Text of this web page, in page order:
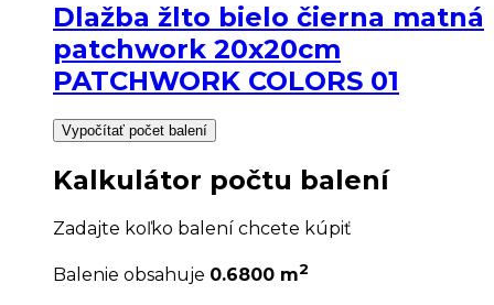
Dlažba žlto bielo čierna matná
patchwork 20x20cm
PATCHWORK COLORS 01
Vypočítať počet balení
Kalkulátor počtu balení
Zadajte koľko balení chcete kúpiť
Balenie obsahuje 0.6800 m2